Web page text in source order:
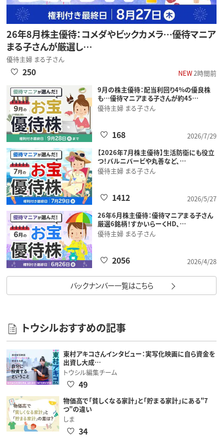
26年8月株主優待：コメダやビックカメラ…優待マニア
まる子さんが厳選し…
優待主婦 まる子さん
NEW2時間前
250
9月の株主優待：配当利回り4%の優良株
も…優待マニアまる子さんが約45…
優待主婦 まる子さん
2026/7/29
168
【2026年7月株主優待】生活防衛にも役立
つ！バルニバービや丸善など、…
優待主婦 まる子さん
2026/5/27
1412
26年6月株主優待：優待マニアまる子さん
厳選6銘柄！すかいらーくHD、…
優待主婦 まる子さん
2026/4/28
2056
バックナンバー一覧はこちら
トウシルおすすめの記事
東村アキコさんインタビュー：実写化映画に自ら資金を
出資し大成…
トウシル編集チーム
49
物価高で「貧しくなる家計」と「貯まる家計」にある"7
つ"の違い
しま
34